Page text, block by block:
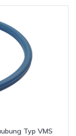
Typ VMS